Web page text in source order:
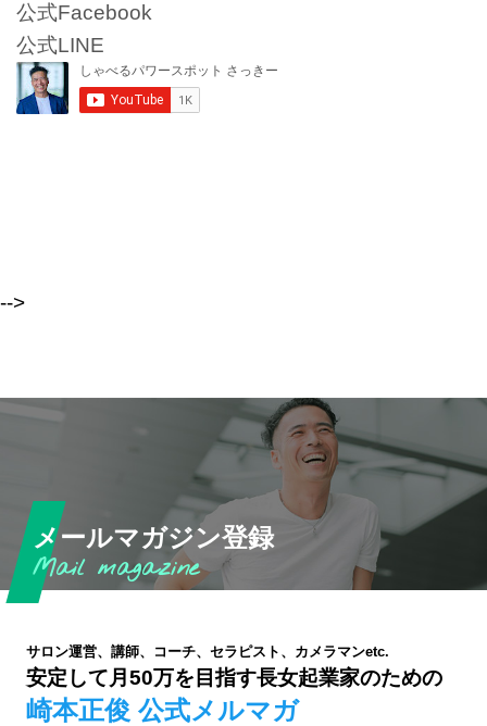
公式Facebook
公式LINE
-->
メールマガジン登録
サロン運営、講師、コーチ、セラピスト、カメラマンetc.
安定して月50万を目指す長女起業家のための
崎本正俊 公式メルマガ